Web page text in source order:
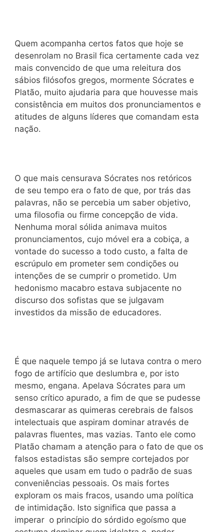
Quem acompanha certos fatos que hoje se
desenrolam no Brasil fica certamente cada vez
mais convencido de que uma releitura dos
sábios filósofos gregos, mormente Sócrates e
Platão, muito ajudaria para que houvesse mais
consistência em muitos dos pronunciamentos e
atitudes de alguns líderes que comandam esta
nação.
O que mais censurava Sócrates nos retóricos
de seu tempo era o fato de que, por trás das
palavras, não se percebia um saber objetivo,
uma filosofia ou firme concepção de vida.
Nenhuma moral sólida animava muitos
pronunciamentos, cujo móvel era a cobiça, a
vontade do sucesso a todo custo, a falta de
escrúpulo em prometer sem condições ou
intenções de se cumprir o prometido. Um
hedonismo macabro estava subjacente no
discurso dos sofistas que se julgavam
investidos da missão de educadores.
É que naquele tempo já se lutava contra o mero
fogo de artifício que deslumbra e, por isto
mesmo, engana. Apelava Sócrates para um
senso crítico apurado, a fim de que se pudesse
desmascarar as quimeras cerebrais de falsos
intelectuais que aspiram dominar através de
palavras fluentes, mas vazias. Tanto ele como
Platão chamam a atenção para o fato de que os
falsos estadistas são sempre cortejados por
aqueles que usam em tudo o padrão de suas
conveniências pessoais. Os mais fortes
exploram os mais fracos, usando uma política
de intimidação. Isto significa que passa a
imperar o princípio do sórdido egoísmo que